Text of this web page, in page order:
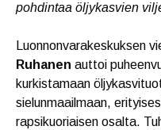
pohdintaa öljykasvien
Luonnonvarakeskuksen
Ruhanen auttoi
kurkistamaan
sielunmaailmaan,
rapsikuoriaisen osalta.